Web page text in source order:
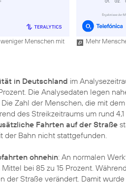
Menschen mit
Mehr
in Deutschland im
Die Analysedaten legen
Zahl der Menschen, die mit
des Streikzeitraums um rund
Fahrten auf der Straße
Bahn nicht stattgefunden.
ohnehin: An normalen
bei 85 zu 15 Prozent.
der Straße verändert. Damit